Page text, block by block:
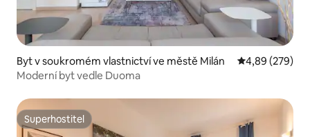
Byt v soukromém vlastnictví ve městě Milán Průměrné
4,89 (279)
Moderní byt vedle Duoma
Superhostitel
Superhostitel